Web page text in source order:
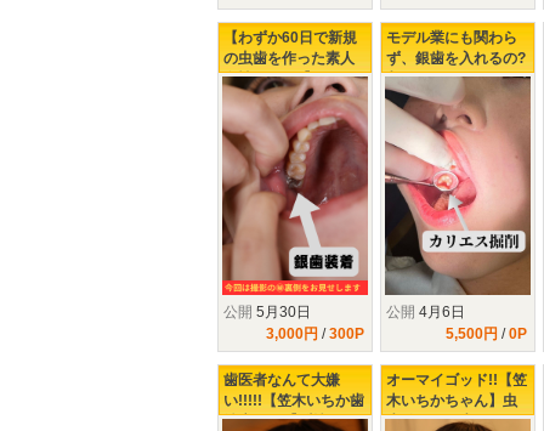
【わずか60日で新規
の虫歯を作った素人
女性Aさん...】3回目
の治療確定!!今回は裏
の裏の裏の裏までお
見せしちゃいますw
公開 5月30日
3,000円 /300P
モデル業にも関わら
ず、銀歯を入れるの?
入れないの?どっちな
んだい!!【虫歯が全部
で3本!!】歯医者嫌い
のクランケ正体は?
公開 4月6日
5,500円 /0P
歯医者なんて大嫌
い!!!!!【笠木いちか歯
治療2日目】覚悟のお
オーマイゴッド!!【笠
木いちかちゃん】虫
歯発見!!!銀歯になる